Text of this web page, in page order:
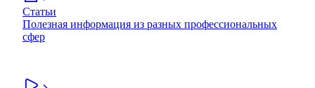
Статьи
Полезная информация из разных профессиональных
сфер